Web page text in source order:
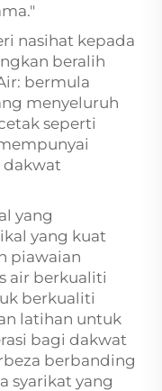
nasihat kepada
beralih
bermula
menyeluruh
seperti
dakwat
yang
yang kuat
piawaian
air berkualiti
berkualiti
latihan untuk
bagi dakwat
berbanding
syarikat yang